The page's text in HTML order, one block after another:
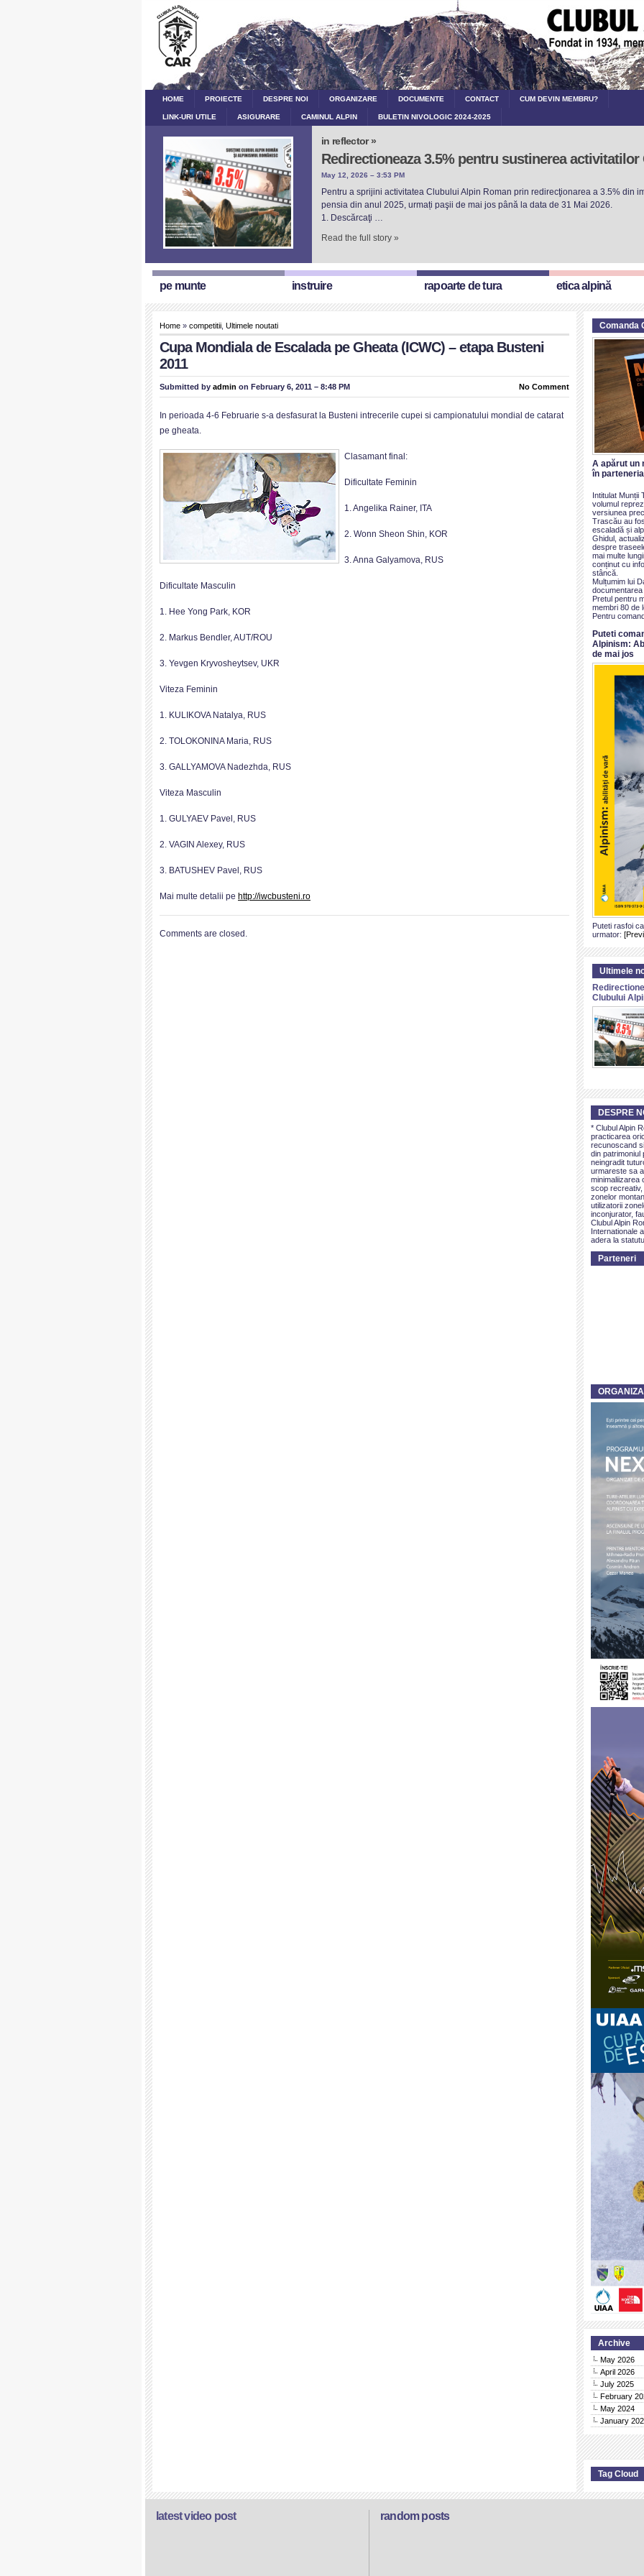
HOME PROIECTE DESPRE NOI ORGANIZARE DOCUMENTE CONTACT CUM DEVIN MEMBRU?
LINK-URI UTILE ASIGURARE CAMINUL ALPIN BULETIN NIVOLOGIC 2024-2025
in reflector »
Redirectioneaza 3.5% pentru sustinerea
May 12, 2026 – 3:53 PM
Pentru a sprijini activitatea Clubului Alpin Roman prin redirecţionarea a 3.5% din
pensia din anul 2025, urmați paşii de mai jos până la data de 31 Mai 2026.
1. Descărcaţi …
Read the full story »
pe munte instruire rapoarte de tura etica alpină
Home » competitii Ultimele noutati
Cupa Mondiala de Escalada pe Gheata (ICWC) – etapa Busteni
2011
Submitted by admin on February 6, 2011 – 8:48 PM No Comment
In perioada 4-6 Februarie s-a desfasurat la Busteni intrecerile cupei si campionatului mondial de catarat
pe gheata.
Clasamant final:
Dificultate Feminin
1. Angelika Rainer, ITA
2. Wonn Sheon Shin, KOR
3. Anna Galyamova, RUS
Dificultate Masculin
1. Hee Yong Park, KOR
2. Markus Bendler, AUT/ROU
3. Yevgen Kryvosheytsev, UKR
Viteza Feminin
1. KULIKOVA Natalya, RUS
2. TOLOKONINA Maria, RUS
3. GALLYAMOVA Nadezhda, RUS
Viteza Masculin
1. GULYAEV Pavel, RUS
2. VAGIN Alexey, RUS
3. BATUSHEV Pavel, RUS
Mai multe detalii pe http://iwcbusteni.ro
Comments are closed.
Comanda
A apărut un
în
Intitulat Munții
volumul
versiunea
Trascău au
escaladă și
Ghidul,
despre
mai multe
conținut cu
stâncă.
Mulțumim lui
Pretul pentru
membri 80 de
Pentru
Puteti
Alpinism:
de mai jos
Puteti rasfoi
urmator:
Ultimele
Clubului
DESPRE
* Clubul Alpin
practicarea
recunoscand
din patrimoniul
neingradit
urmareste sa
minimaliizarea
scop
zonelor
utilizatorii
inconjurator,
Clubul Alpin
Internationale
adera la
Parteneri
Archive
May 2026
April 2026
July 2025
February
May 2024
January
Tag Cloud
random posts
latest video post